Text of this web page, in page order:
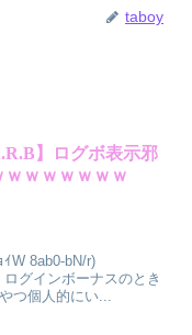
taboy
】ログボ表示邪
ｗｗｗｗｗｗ
W 8ab0-bN/r)
グインボーナスのとき
つ個人的にい...